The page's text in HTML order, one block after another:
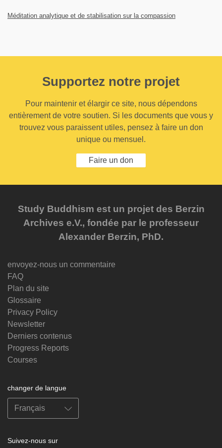
Méditation analytique et de stabilisation sur la compassion
Supportez notre projet
Pour maintenir et élargir ce site, nous dépendons
entièrement de votre soutien. Si les documents que vous y
trouvez vous paraissent utiles, pensez à faire un don
unique ou mensuel.
Faire un don
Study Buddhism est un projet des Berzin
Archives e.V., fondée par le professeur
Alexander Berzin, PhD.
envoyez-nous un commentaire
FAQ
Plan du site
Glossaire
Privacy Policy
Newsletter
Derniers contenus
Progress Reports
Courses
changer de langue
Suivez-nous sur